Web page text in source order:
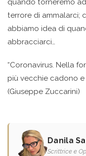
quando torneremo
terrore di ammalarci;
abbiamo idea di
abbracciarci…
“Coronavirus. Nella
più vecchie cadono e
(Giuseppe Zuccarini)
Danila
Scrittrice e